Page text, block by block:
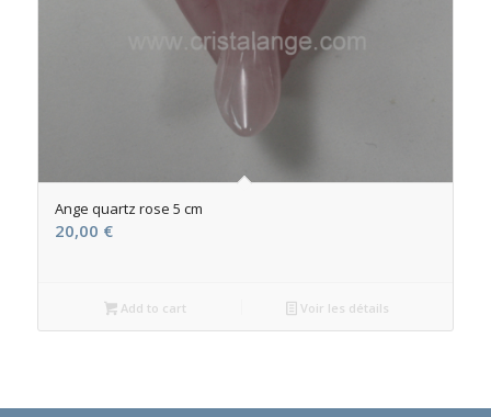
Ange quartz rose 5 cm
20,00 €
Add to cart Voir les détails